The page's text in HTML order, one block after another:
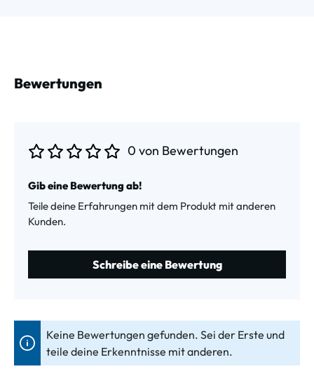
Bewertungen
0 von Bewertungen
Gib eine Bewertung ab!
Teile deine Erfahrungen mit dem Produkt mit anderen
Kunden.
Schreibe eine Bewertung
Keine Bewertungen gefunden. Sei der Erste und
teile deine Erkenntnisse mit anderen.